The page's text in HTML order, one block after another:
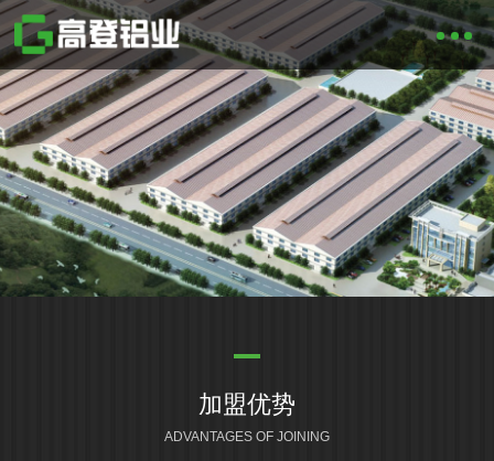
加盟优势
ADVANTAGES OF JOINING